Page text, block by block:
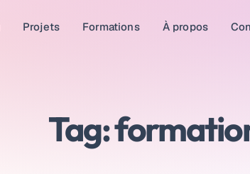
Projets Formations À propos
Tag: